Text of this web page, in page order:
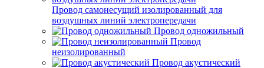
Провод самонесущий изолированный для
воздушных линий электропередачи
Провод одножильный
Провод
неизолированный
Провод акустический